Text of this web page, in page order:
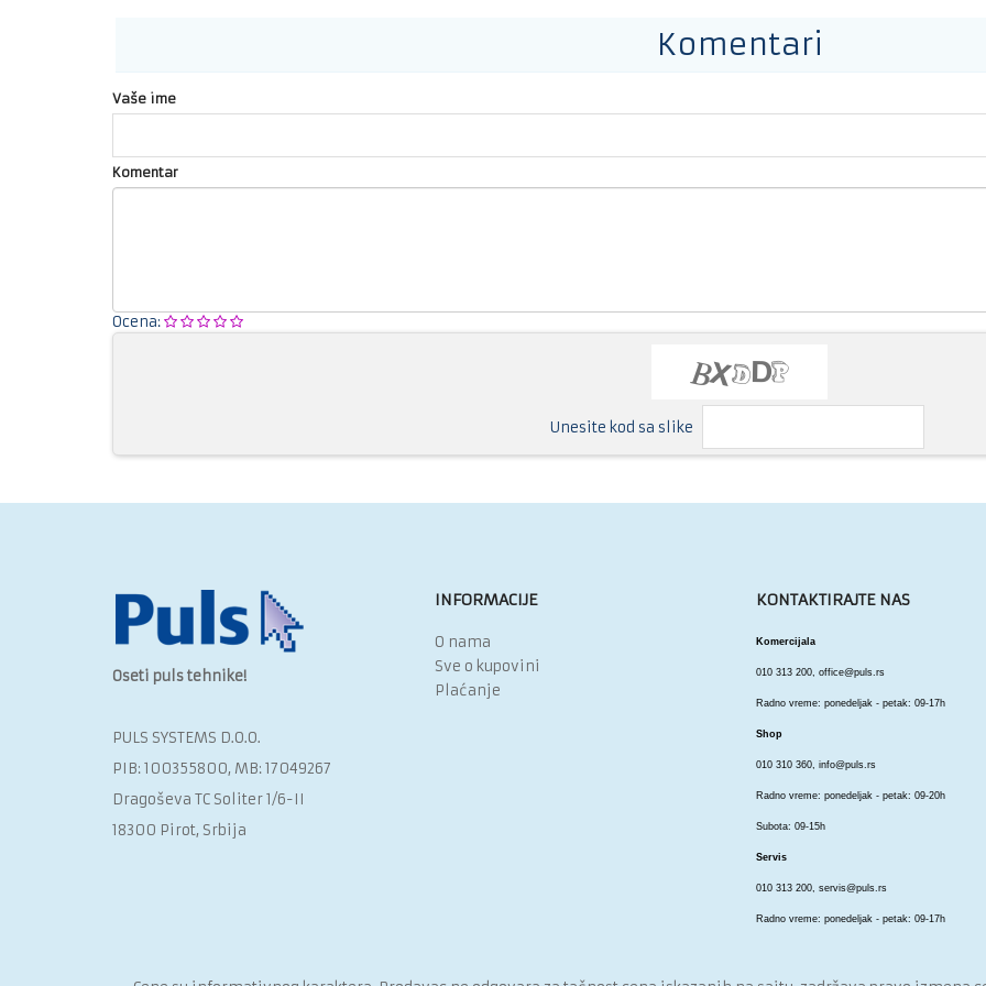
Komentari
Vaše ime
Komentar
Ocena:
Unesite kod sa slike
Oseti puls tehnike!
PULS SYSTEMS D.O.O.‎
PIB: 100355800, MB: 17049267
Dragoševa TC Soliter 1/6-II
18300 Pirot, Srbija
INFORMACIJE
O nama
Sve o kupovini
Plaćanje
KONTAKTIRAJTE NAS
Komercijala
010 313 200, office@puls.rs
Radno vreme: ponedeljak - petak: 09-17h
Shop
010 310 360, info@puls.rs
Radno vreme: ponedeljak - petak: 09-20h
Subota: 09-15h
Servis
010 313 200, servis@puls.rs
Radno vreme: ponedeljak - petak: 09-17h